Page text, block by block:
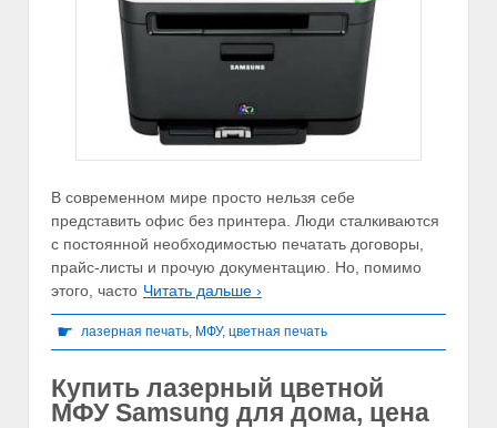
В современном мире просто нельзя себе
представить офис без принтера. Люди сталкиваются
с постоянной необходимостью печатать договоры,
прайс-листы и прочую документацию. Но, помимо
этого, часто Читать дальше ›
☛ лазерная печать, МФУ, цветная печать
Купить лазерный цветной
МФУ Samsung для дома, цена